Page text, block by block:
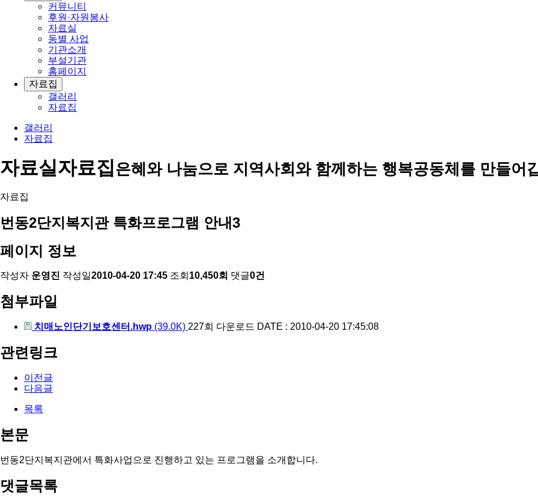
커뮤니티
후원·자원봉사
자료실
동별 사업
기관소개
부설기관
홈페이지
자료집
갤러리
자료집
갤러리
자료집
자료실자료집은혜와 나눔으로 지역사회와 함께하는 행복공동체를 만들어
자료집
번동2단지복지관 특화프로그램 안내3
페이지 정보
작성자 운영진 작성일2010-04-20 17:45 조회 10,450회 댓글0건
첨부파일
치매노인단기보호센터.hwp (39.0K) 227회 다운로드 DATE : 2010-04-20 17:45:08
관련링크
이전글
다음글
목록
본문
번동2단지복지관에서 특화사업으로 진행하고 있는 프로그램을 소개합니다.
댓글목록